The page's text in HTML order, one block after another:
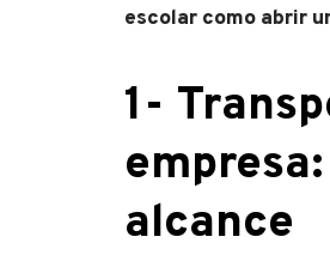
escolar como abrir
1-
alcance